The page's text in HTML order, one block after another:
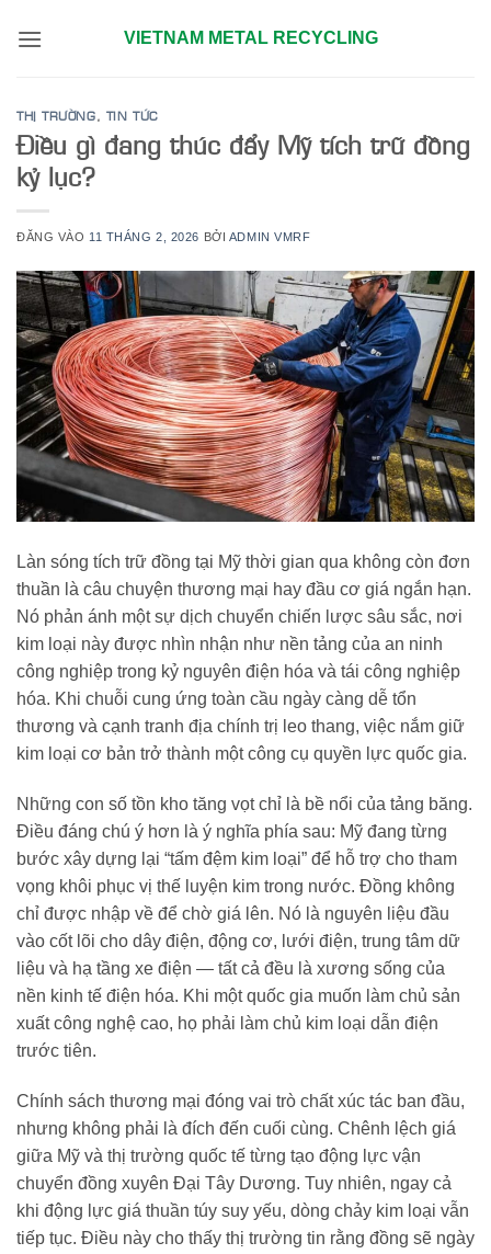
qua
VIETNAM METAL RECYCLING
THỊ TRƯỜNG, TIN TỨC
Điều gì đang thúc đẩy Mỹ tích trữ đồng
kỷ lục?
ĐĂNG VÀO 11 THÁNG 2, 2026 BỞI ADMIN VMRF
Làn sóng tích trữ đồng tại Mỹ thời gian qua không còn đơn
thuần là câu chuyện thương mại hay đầu cơ giá ngắn hạn.
Nó phản ánh một sự dịch chuyển chiến lược sâu sắc, nơi
kim loại này được nhìn nhận như nền tảng của an ninh
công nghiệp trong kỷ nguyên điện hóa và tái công nghiệp
hóa. Khi chuỗi cung ứng toàn cầu ngày càng dễ tổn
thương và cạnh tranh địa chính trị leo thang, việc nắm giữ
kim loại cơ bản trở thành một công cụ quyền lực quốc gia.
Những con số tồn kho tăng vọt chỉ là bề nổi của tảng băng.
Điều đáng chú ý hơn là ý nghĩa phía sau: Mỹ đang từng
bước xây dựng lại “tấm đệm kim loại” để hỗ trợ cho tham
vọng khôi phục vị thế luyện kim trong nước. Đồng không
chỉ được nhập về để chờ giá lên. Nó là nguyên liệu đầu
vào cốt lõi cho dây điện, động cơ, lưới điện, trung tâm dữ
liệu và hạ tầng xe điện — tất cả đều là xương sống của
nền kinh tế điện hóa. Khi một quốc gia muốn làm chủ sản
xuất công nghệ cao, họ phải làm chủ kim loại dẫn điện
trước tiên.
Chính sách thương mại đóng vai trò chất xúc tác ban đầu,
nhưng không phải là đích đến cuối cùng. Chênh lệch giá
giữa Mỹ và thị trường quốc tế từng tạo động lực vận
chuyển đồng xuyên Đại Tây Dương. Tuy nhiên, ngay cả
khi động lực giá thuần túy suy yếu, dòng chảy kim loại vẫn
tiếp tục. Điều này cho thấy thị trường tin rằng đồng sẽ ngày